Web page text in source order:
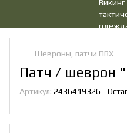
Шевроны, патчи ПВХ
Патч / шеврон
Артикул: 2436419326